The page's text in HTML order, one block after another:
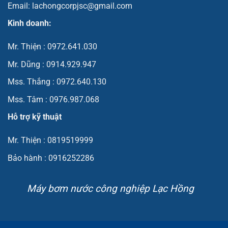
Email: lachongcorpjsc@gmail.com
Kinh doanh:
Mr. Thiện : 0972.641.030
Mr. Dũng : 0914.929.947
Mss. Thắng : 0972.640.130
Mss. Tâm : 0976.987.068
Hỗ trợ kỹ thuật
Mr. Thiện : 0819519999
Bảo hành : 0916252286
Máy bơm nước công nghiệp Lạc Hồng